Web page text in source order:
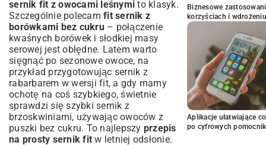
sernik fit z owocami leśnymi to klasyk.
Szczególnie polecam fit sernik z
borówkami bez cukru– połączenie
kwaśnych borówek i słodkiej masy
serowej jest obłędne. Latem warto
sięgnąć po sezonowe owoce, na
przykład przygotowując sernik z
rabarbarem w wersji fit, a gdy mamy
ochotę na coś szybkiego, świetnie
sprawdzi sięszybki sernik z
brzoskwiniami, używając owoców z
puszki bez cukru. To najlepszy przepis
na prosty sernik fit w letniej odsłonie.
Biznesowe
korzyściach i wdrożeniu
Aplikacje ułatwiające
po cyfrowych